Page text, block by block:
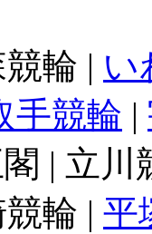
輪 | い
手競輪 |
| 立川
輪 | 平